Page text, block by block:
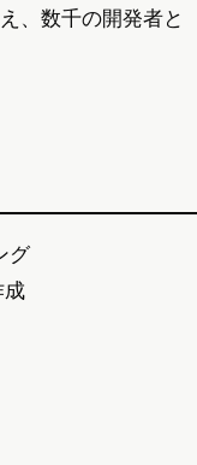
、数千の開発者と
グ